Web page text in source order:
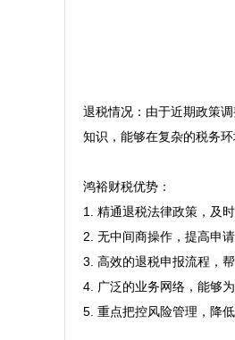
退税情况：由于近期政策
知识，能够在复杂的税务
鸿裕财税优势：
1. 精通退税法律政策，及
2. 无中间商操作，提高申
3. 高效的退税申报流程，
4. 广泛的业务网络，能够
5. 重点把控风险管理，降